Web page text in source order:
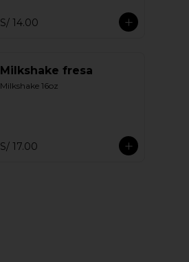
S/ 14.00
Milkshake fresa
Milkshake 16oz
S/ 17.00